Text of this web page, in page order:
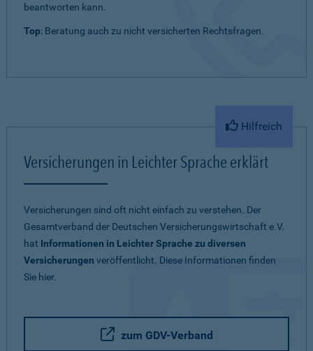
beantworten kann.
Top: Beratung auch zu nicht versicherten Rechtsfragen.
Hilfreich
Versicherungen in Leichter Sprache erklärt
Versicherungen sind oft nicht einfach zu verstehen. Der
Gesamtverband der Deutschen Versicherungswirtschaft e.V.
hat Informationen in Leichter Sprache zu diversen
Versicherungen veröffentlicht. Diese Informationen finden
Sie hier.
zum GDV-Verband